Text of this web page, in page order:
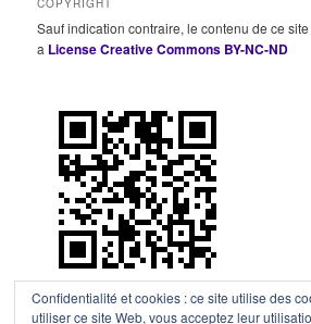
COPYRIGHT
Sauf indication contraire, le contenu de ce
a License Creative Commons BY-NC-ND
Confidentialité et cookies : ce site utilise des
utiliser ce site Web, vous acceptez leur